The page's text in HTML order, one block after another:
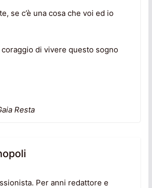
se c’è una cosa che voi ed io
di vivere questo sogno
Resta
Per anni redattore e